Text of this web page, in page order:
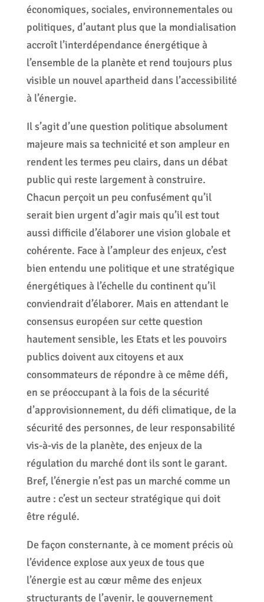
économiques, sociales, environnementales ou
politiques, d’autant plus que la mondialisation
accroît l’interdépendance énergétique à
l’ensemble de la planète et rend toujours plus
visible un nouvel apartheid dans l’accessibilité
à l’énergie.
Il s’agit d’une question politique absolument
majeure mais sa technicité et son ampleur en
rendent les termes peu clairs, dans un débat
public qui reste largement à construire.
Chacun perçoit un peu confusément qu’il
serait bien urgent d’agir mais qu’il est tout
aussi difficile d’élaborer une vision globale et
cohérente. Face à l’ampleur des enjeux, c’est
bien entendu une politique et une stratégique
énergétiques à l’échelle du continent qu’il
conviendrait d’élaborer. Mais en attendant le
consensus européen sur cette question
hautement sensible, les Etats et les pouvoirs
publics doivent aux citoyens et aux
consommateurs de répondre à ce même défi,
en se préoccupant à la fois de la sécurité
d’approvisionnement, du défi climatique, de la
sécurité des personnes, de leur responsabilité
vis-à-vis de la planète, des enjeux de la
régulation du marché dont ils sont le garant.
Bref, l’énergie n’est pas un marché comme un
autre : c’est un secteur stratégique qui doit
être régulé.
De façon consternante, à ce moment précis où
l’évidence explose aux yeux de tous que
l’énergie est au cœur même des enjeux
structurants de l’avenir, le gouvernement